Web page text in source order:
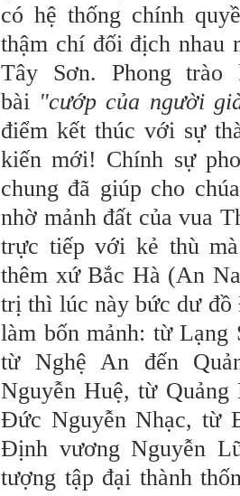
có hệ thống chính
thậm chí đối địch nhau
Tây Sơn. Phong
bài "cướp của người
điểm kết thúc với sự
kiến mới! Chính sự
chung đã giúp cho
nhờ mảnh đất của vua
trực tiếp với kẻ thù
thêm xứ Bắc Hà (An
trị thì lúc này bức dư đồ
làm bốn mảnh: từ Lạng
từ Nghệ An đến
Nguyễn Huệ, từ
Đức Nguyễn Nhạc, từ
Định vương Nguyễn
tượng tập đại thành